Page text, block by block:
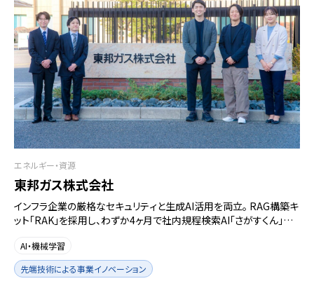
エネルギー・資源
東邦ガス株式会社
インフラ企業の厳格なセキュリティと生成AI活用を両立。 RAG構築キ
ット「RAK」を採用し、わずか4ヶ月で社内規程検索AI「さがすくん」を
AI・機械学習
先端技術による事業イノベーション